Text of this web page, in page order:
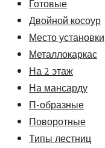
Готовые
Двойной косоур
Место установки
Металлокаркас
На 2 этаж
На мансарду
П-образные
Поворотные
Типы лестниц